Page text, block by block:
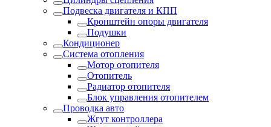
Подвеска двигателя и КПП
Кронштейн опоры двигателя
Подушки
Кондиционер
Система отопления
Мотор отопителя
Отопитель
Радиатор отопителя
Блок управления отопителем
Проводка авто
Жгут контроллера